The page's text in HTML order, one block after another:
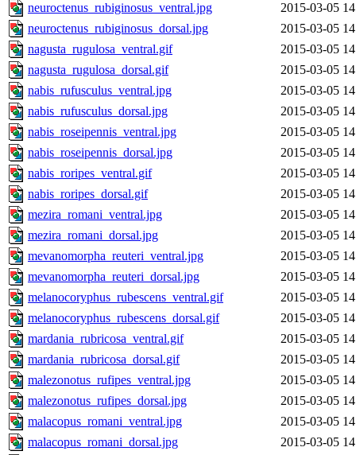
neuroctenus_rubiginosus_ventral.jpg
2015-03-05
neuroctenus_rubiginosus_dorsal.jpg
2015-03-05
nagusta_rugulosa_ventral.gif
2015-03-05
nagusta_rugulosa_dorsal.gif
2015-03-05
nabis_rufusculus_ventral.jpg
2015-03-05
nabis_rufusculus_dorsal.jpg
2015-03-05
nabis_roseipennis_ventral.jpg
2015-03-05
nabis_roseipennis_dorsal.jpg
2015-03-05
nabis_roripes_ventral.gif
2015-03-05
nabis_roripes_dorsal.gif
2015-03-05
mezira_romani_ventral.jpg
2015-03-05
mezira_romani_dorsal.jpg
2015-03-05
mevanomorpha_reuteri_ventral.jpg
2015-03-05
mevanomorpha_reuteri_dorsal.jpg
2015-03-05
melanocoryphus_rubescens_ventral.gif
2015-03-05
melanocoryphus_rubescens_dorsal.gif
2015-03-05
mardania_rubricosa_ventral.gif
2015-03-05
mardania_rubricosa_dorsal.gif
2015-03-05
malezonotus_rufipes_ventral.jpg
2015-03-05
malezonotus_rufipes_dorsal.jpg
2015-03-05
malacopus_romani_ventral.jpg
2015-03-05
malacopus_romani_dorsal.jpg
2015-03-05